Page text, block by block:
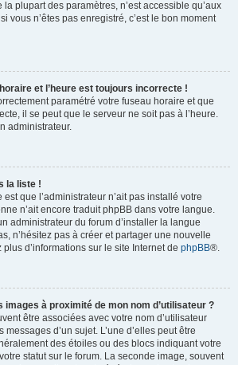
plupart des paramètres, n’est accessible qu’aux
vous n’êtes pas enregistré, c’est le bon moment
et l’heure est toujours incorrecte !
paramétré votre fuseau horaire et que
il se peut que le serveur ne soit pas à l’heure.
administrateur.
la liste !
que l’administrateur n’ait pas installé votre
n’ait encore traduit phpBB dans votre langue.
administrateur du forum d’installer la langue
n’hésitez pas à créer et partager une nouvelle
d’informations sur le site Internet de phpBB®.
à proximité de mon nom d’utilisateur ?
être associées avec votre nom d’utilisateur
d’un sujet. L’une d’elles peut être
des étoiles ou des blocs indiquant votre
statut sur le forum. La seconde image, souvent